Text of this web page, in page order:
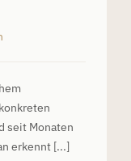
seit Monaten
erkennt [...]